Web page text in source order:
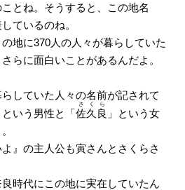
とね。そうすると、この地名
ているのね。
地に370人の人々が暮らしていた
らに面白いことがあるんだよ。
していた人々の名前が記されて
という男性と「佐久良
さくら
」という女
』の主人公も寅さんとさくらさ
時代にこの地に実在していたん